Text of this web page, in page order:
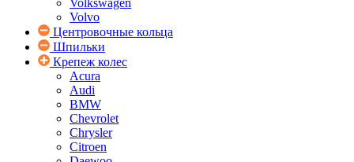
Volkswagen
Volvo
Центровочные кольца
Шпильки
Крепеж колес
Acura
Audi
BMW
Chevrolet
Chrysler
Citroen